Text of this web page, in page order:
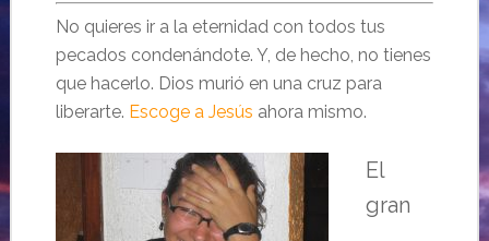
No quieres ir a la eternidad con todos tus
pecados condenándote. Y, de hecho, no tienes
que hacerlo. Dios murió en una cruz para
liberarte. Escoge a Jesús ahora mismo.
El
gran